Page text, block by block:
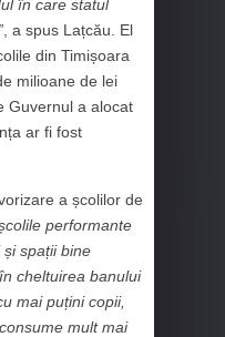
în care statul
, a spus Lațcău. El
din Timișoara
milioane de lei
Guvernul a alocat
ar fi fost
a școlilor de
performante
spații bine
cheltuirea banului
mai puțini copii,
mult mai